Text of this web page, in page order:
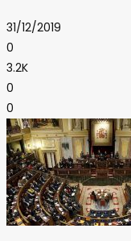
31/12/2019
0
3.2K
0
0